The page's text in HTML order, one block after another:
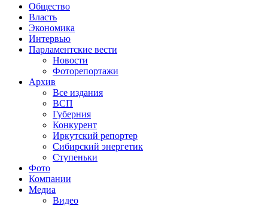
Общество
Власть
Экономика
Интервью
Парламентские вести
Новости
Фоторепортажи
Архив
Все издания
ВСП
Губерния
Конкурент
Иркутский репортер
Сибирский энергетик
Ступеньки
Фото
Компании
Медиа
Видео